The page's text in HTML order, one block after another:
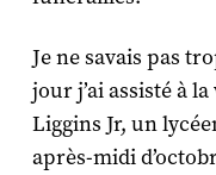
Je ne savais pas
jour j’ai assisté à
Liggins Jr, un
après-midi